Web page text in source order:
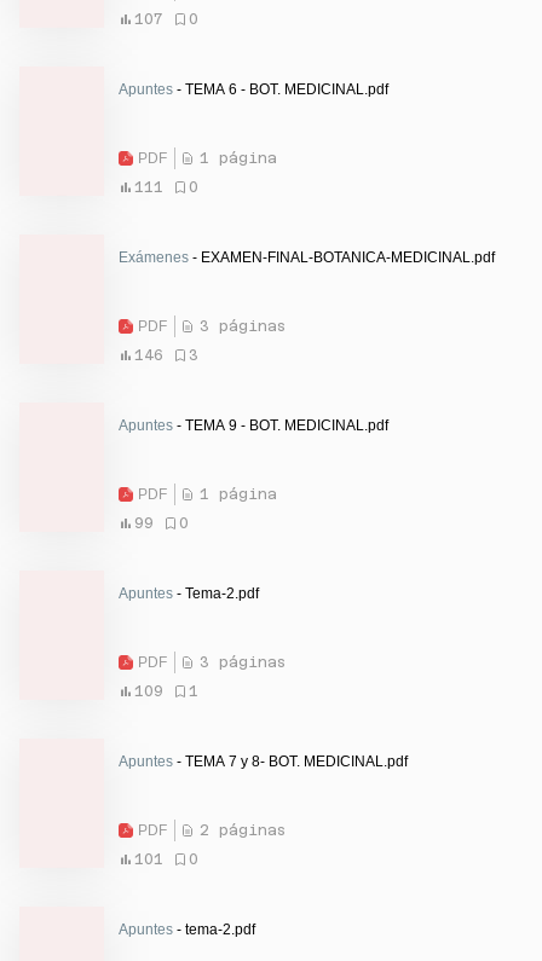
107
0
Apuntes - TEMA 6 - BOT. MEDICINAL.pdf
PDF
1 página
111
0
Exámenes - EXAMEN-FINAL-BOTANICA-MEDICINAL.pdf
PDF
3 páginas
146
3
Apuntes - TEMA 9 - BOT. MEDICINAL.pdf
PDF
1 página
99
0
Apuntes - Tema-2.pdf
PDF
3 páginas
109
1
Apuntes - TEMA 7 y 8- BOT. MEDICINAL.pdf
PDF
2 páginas
101
0
Apuntes - tema-2.pdf